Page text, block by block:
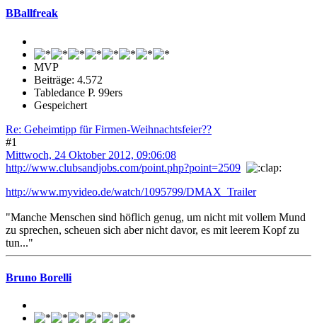
BBallfreak
MVP
Beiträge: 4.572
Tabledance P. 99ers
Gespeichert
Re: Geheimtipp für Firmen-Weihnachtsfeier??
#1
Mittwoch, 24 Oktober 2012, 09:06:08
http://www.clubsandjobs.com/point.php?point=2509
http://www.myvideo.de/watch/1095799/DMAX_Trailer
"Manche Menschen sind höflich genug, um nicht mit vollem Mund
zu sprechen, scheuen sich aber nicht davor, es mit leerem Kopf zu
tun..."
Bruno Borelli